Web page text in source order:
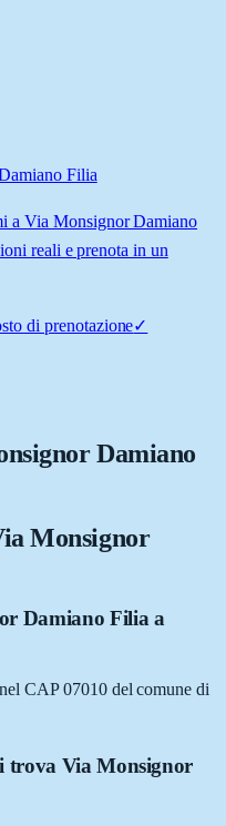
Filia
a Via Monsignor Damiano
reali e prenota in un
di prenotazione✓
Damiano
Monsignor
Damiano Filia a
CAP 07010 del comune di
trova Via Monsignor